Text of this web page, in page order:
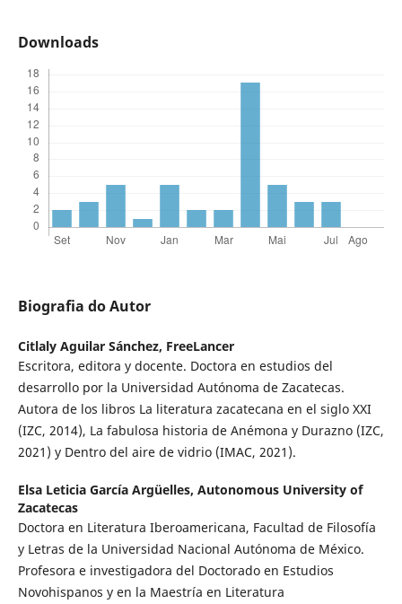
Downloads
Biografia do Autor
Citlaly Aguilar Sánchez, FreeLancer
Escritora, editora y docente. Doctora en estudios del
desarrollo por la Universidad Autónoma de Zacatecas.
Autora de los libros La literatura zacatecana en el siglo XXI
(IZC, 2014), La fabulosa historia de Anémona y Durazno (IZC,
2021) y Dentro del aire de vidrio (IMAC, 2021).
Elsa Leticia García Argüelles, Autonomous University of
Zacatecas
Doctora en Literatura Iberoamericana, Facultad de Filosofía
y Letras de la Universidad Nacional Autónoma de México.
Profesora e investigadora del Doctorado en Estudios
Novohispanos y en la Maestría en Literatura